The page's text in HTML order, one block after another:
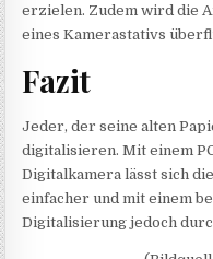
erzielen. Zudem wird die
eines Kamerastativs
Fazit
Jeder, der seine alten
digitalisieren. Mit einem
Digitalkamera lässt sich
einfacher und mit einem
Digitalisierung jedoch